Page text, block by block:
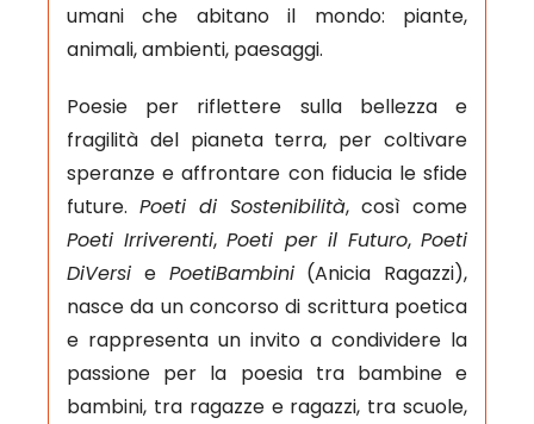
umani che abitano il mondo: piante,
animali, ambienti, paesaggi.
Poesie per riflettere sulla bellezza e
fragilità del pianeta terra, per coltivare
speranze e affrontare con fiducia le sfide
future. Poeti di Sostenibilità, così come
Poeti Irriverenti,Poeti per il Futuro,Poeti
DiVersie PoetiBambini(Anicia Ragazzi),
nasce da un concorso di scrittura poetica
e rappresenta un invito a condividere la
passione per la poesia tra bambine e
bambini, tra ragazze e ragazzi, tra scuole,